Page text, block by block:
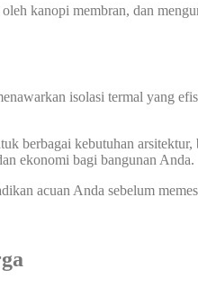
kanopi membran, dan
isolasi termal yang
berbagai kebutuhan
ekonomi bagi bangunan Anda.
acuan Anda sebelum